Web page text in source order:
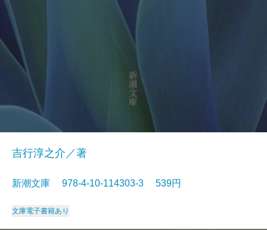
吉行淳之介／著
新潮文庫 978-4-10-114303-3 539円
文庫電子書籍あり